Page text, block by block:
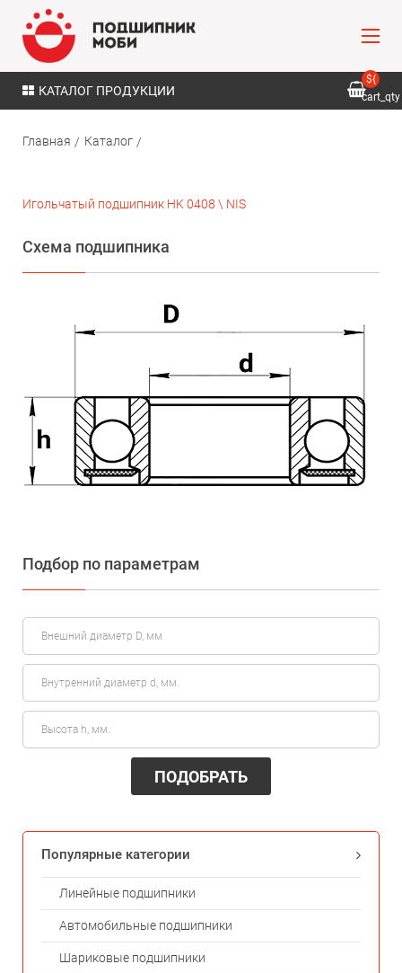
КАТАЛОГ ПРОДУКЦИИ
${
cart_qty
Главная Каталог
Игольчатый подшипник HK 0408 \ NIS
Схема подшипника
Подбор по параметрам
ПОДОБРАТЬ
Популярные категории
Линейные подшипники
Автомобильные подшипники
Шариковые подшипники